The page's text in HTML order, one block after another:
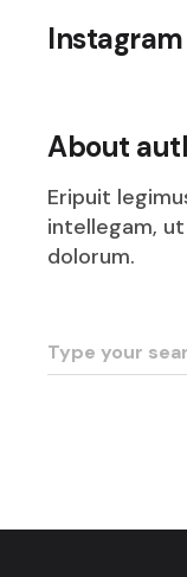
Instagram
About
Eripuit
intellegam,
dolorum.